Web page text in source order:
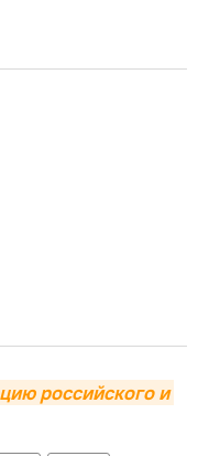
российского и